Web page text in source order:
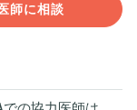
師に相談